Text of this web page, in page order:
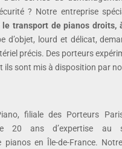
? Notre entreprise
le transport de pianos droits,
d’objet, lourd et délicat,
précis. Des porteurs
ils sont mis à disposition par
filiale des Porteurs
20 ans d’expertise au
pianos en Île-de-France.